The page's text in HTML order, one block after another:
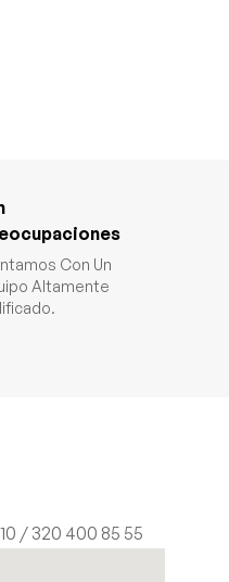
Con Un
Altamente
10 / 320 400 85 55